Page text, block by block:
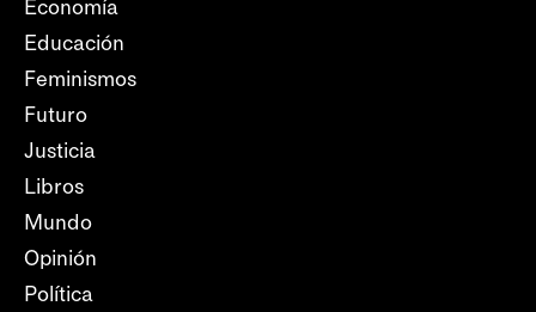
Economía
Educación
Feminismos
Futuro
Justicia
Libros
Mundo
Opinión
Política